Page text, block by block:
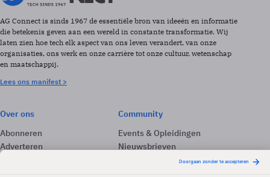
AG Connect is sinds 1967 de essentiële bron van ideeën en informatie
die betekenis geven aan een wereld in constante transformatie. Wij
laten zien hoe tech elk aspect van ons leven verandert, van onze
organisaties, ons werk en onze carrière tot onze cultuur, wetenschap
en maatschappij.
Lees ons manifest >
Over ons
Abonneren
Adverteren
Community
Events & Opleidingen
Nieuwsbrieven